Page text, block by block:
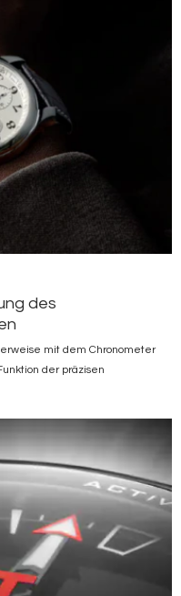
des
mit dem Chronometer
der präzisen